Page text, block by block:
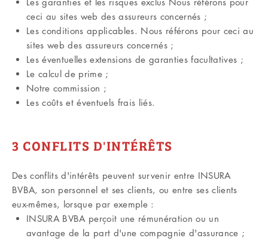
Les garanties et les risques exclus Nous référons pour
ceci au sites web des assureurs concernés ;
Les conditions applicables. Nous référons pour ceci au
sites web des assureurs concernés ;
Les éventuelles extensions de garanties facultatives ;
Le calcul de prime ;
Notre commission ;
Les coûts et éventuels frais liés.
3 CONFLITS D'INTÉRÊTS
Des conflits d'intérêts peuvent survenir entre INSURA
BVBA, son personnel et ses clients, ou entre ses clients
eux-mêmes, lorsque par exemple :
INSURA BVBA perçoit une rémunération ou un
avantage de la part d'une compagnie d'assurance ;